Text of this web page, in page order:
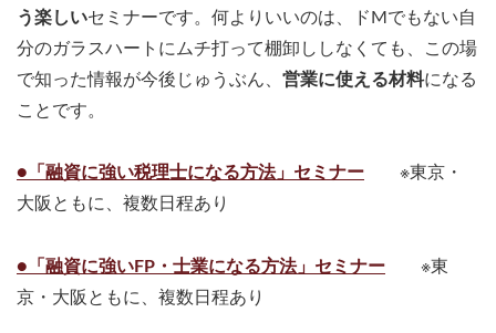
う楽しいセミナーです。何よりいいのは、ドMでもない自
分のガラスハートにムチ打って棚卸ししなくても、この場
で知った情報が今後じゅうぶん、 営業に使える材料になる
ことです。
●「融資に強い税理士になる方法」セミナー ※東京・
大阪ともに、複数日程あり
●「融資に強いFP・士業になる方法」セミナー ※東
京・大阪ともに、複数日程あり